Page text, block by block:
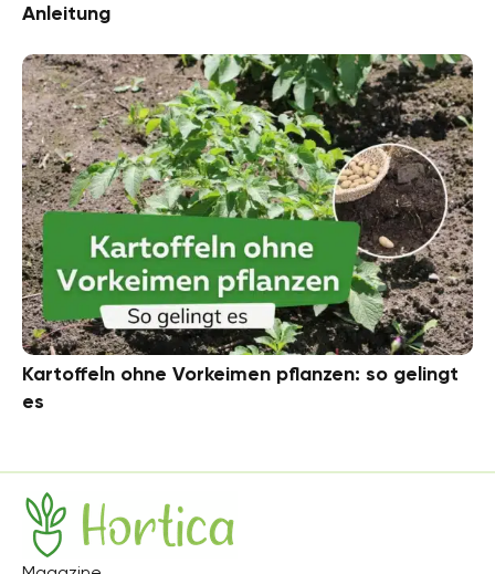
Anleitung
Kartoffeln ohne Vorkeimen pflanzen: so gelingt
es